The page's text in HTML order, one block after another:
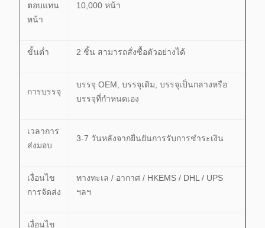
ตอบแทน
หน้า
10,000 หน้า
ขั้นต่ำ 2 ชิ้น สามารถสั่งซื้อตัวอย่างได้
การบรรจุ
บรรจุ OEM, บรรจุเดิม, บรรจุเป็นกลางหรือ
บรรจุที่กำหนดเอง
เวลาการ
ส่งมอบ
3-7 วันหลังจากยืนยันการรับการชำระเงิน
เงื่อนไข
การจัดส่ง
ทางทะเล / อากาศ / HKEMS / DHL / UPS
ฯลฯ
เงื่อนไข